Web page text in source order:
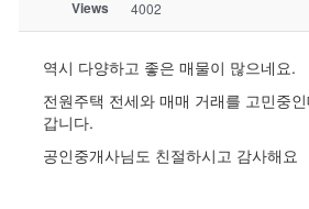
Views 4002
역시 다양하고 좋은 매물이 많으네요.
전원주택 전세와 매매 거래를 고민중
갑니다.
공인중개사님도 친절하시고 감사해요